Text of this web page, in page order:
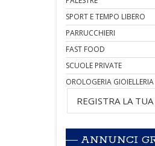
SPORT E TEMPO LIBERO
PARRUCCHIERI
FAST FOOD
SCUOLE PRIVATE
OROLOGERIA GIOIELLERIA
REGISTRA LA
ANNUNCI